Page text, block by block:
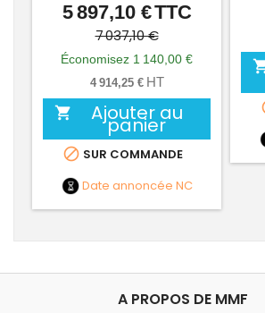
Prix
Prix
de
base
5 897,10 €TTC
7 037,10 €
Économisez 1 140,00 €
4 914,25 € HT
 Ajouter au
panier
 SUR COMMANDE
Date annoncée NC
A PROPOS DE MMF